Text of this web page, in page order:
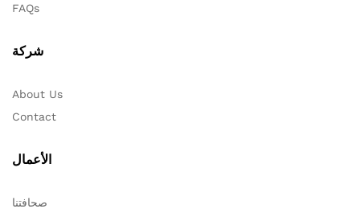
FAQs
شركة
About Us
Contact
الأعمال
صحافتنا